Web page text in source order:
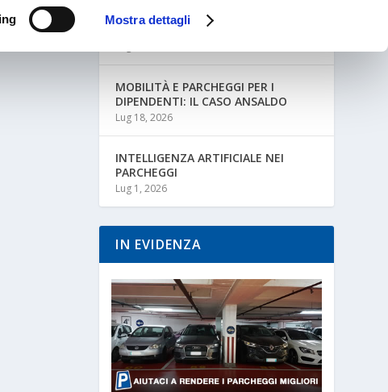
Mostra dettagli
MOBILITÀ AZIENDALE E PARCHEGGI
MOBILITÀ E PARCHEGGI PER I
DIPENDENTI: IL CASO ANSALDO
Lug 18, 2026
INTELLIGENZA ARTIFICIALE NEI
PARCHEGGI
Lug 1, 2026
IN EVIDENZA